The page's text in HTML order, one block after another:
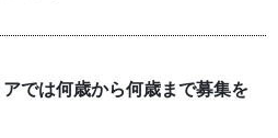
では何歳から何歳まで募集を